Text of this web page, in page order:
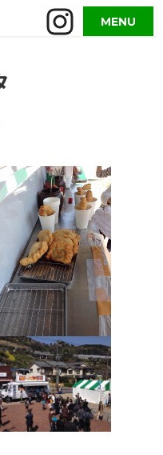
MENU
用事例 カテゴリー